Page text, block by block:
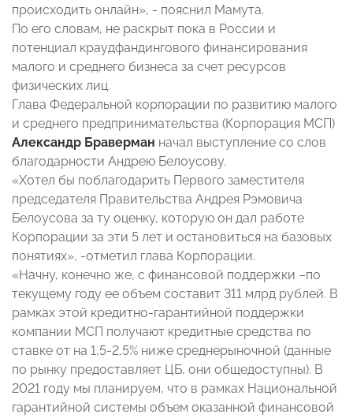
происходить онлайн», - пояснил Мамута.
По его словам, не раскрыт пока в России и
потенциал краудфандингового финансирования
малого и среднего бизнеса за счет ресурсов
физических лиц.
Глава Федеральной корпорации по развитию малого
и среднего предпринимательства (Корпорация МСП)
Александр Браверман начал выступление со слов
благодарности Андрею Белоусову.
«Хотел бы поблагодарить Первого заместителя
председателя Правительства Андрея Рэмовича
Белоусова за ту оценку, которую он дал работе
Корпорации за эти 5 лет и остановиться на базовых
понятиях», -отметил глава Корпорации.
«Начну, конечно же, с финансовой поддержки –по
текущему году ее объем составит 311 млрд рублей. В
рамках этой кредитно-гарантийной поддержки
компании МСП получают кредитные средства по
ставке от на 1,5-2,5% ниже среднерыночной (данные
по рынку предоставляет ЦБ, они общедоступны). В
2021 году мы планируем, что в рамках Национальной
гарантийной системы объем оказанной финансовой